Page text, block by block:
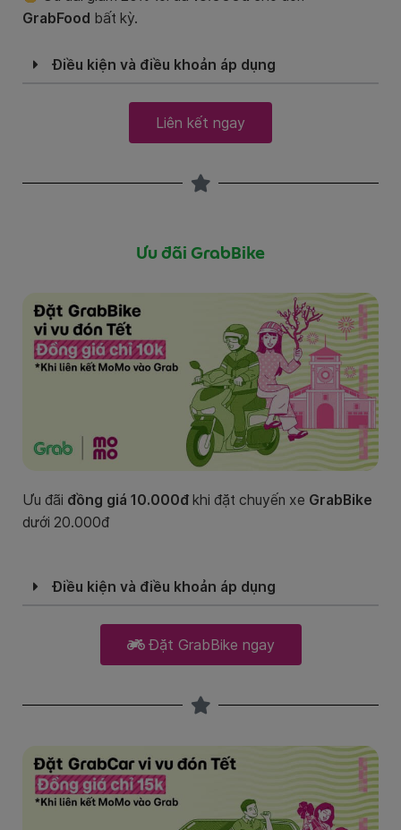
GrabFood bất kỳ.
Điều kiện và điều khoản áp dụng
Liên kết ngay
Ưu đãi GrabBike
Ưu đãi đồng giá 10.000đ khi đặt chuyến xe GrabBike
dưới 20.000đ
Điều kiện và điều khoản áp dụng
Đặt GrabBike ngay